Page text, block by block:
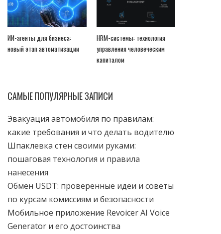
ИИ-агенты для бизнеса:
новый этап автоматизации
HRM-системы: технология
управления человеческим
капиталом
САМЫЕ ПОПУЛЯРНЫЕ ЗАПИСИ
Эвакуация автомобиля по правилам:
какие требования и что делать водителю
Шпаклевка стен своими руками:
пошаговая технология и правила
нанесения
Обмен USDT: проверенные идеи и советы
по курсам комиссиям и безопасности
Мобильное приложение Revoicer AI Voice
Generator и его достоинства